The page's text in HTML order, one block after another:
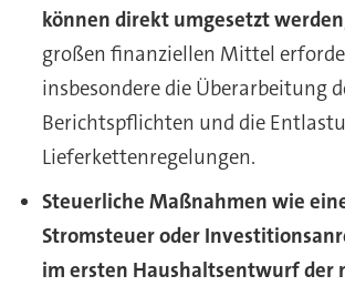
können direkt umgesetzt werden
großen finanziellen Mittel
insbesondere die Überarbeitung
Berichtspflichten und die
Lieferkettenregelungen.
Steuerliche Maßnahmen wie
Stromsteuer oder
im ersten Haushaltsentwurf der